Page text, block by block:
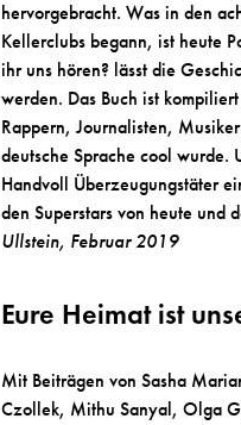
hervorgebracht. Was in den
Kellerclubs begann, ist heute
ihr uns hören? lässt die
werden. Das Buch ist
Rappern, Journalisten,
deutsche Sprache cool
Handvoll Überzeugungstäter
den Superstars von heute und
Ullstein, Februar 2019
Eure Heimat ist
Mit Beiträgen von Sasha
Czollek, Mithu Sanyal, Olga